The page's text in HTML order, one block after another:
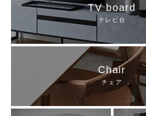
TV board
テレビ台
Chair
チェア